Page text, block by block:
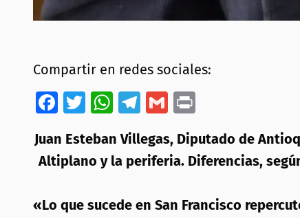
Compartir en redes sociales:
Facebook
Twitter
WhatsApp
Telegram
Gmail
Juan Esteban Villegas, Diputado de
Altiplano y la periferia. Diferencias,
«Lo que sucede en San Francisco